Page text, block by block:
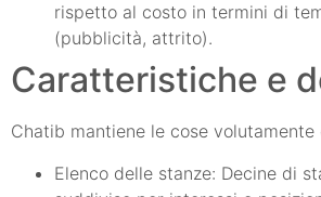
rispetto al costo in termini di
(pubblicità, attrito).
Caratteristiche e
Chatib mantiene le cose volutamente
Elenco delle stanze: Decine di